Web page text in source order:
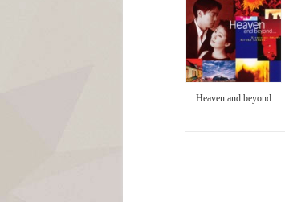
Heaven and beyond